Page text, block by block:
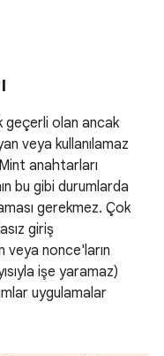
geçerli olan ancak
veya kullanılamaz
anahtarları
bu gibi durumlarda
gerekmez. Çok
giriş
veya nonce'ların
işe yaramaz)
uygulamalar